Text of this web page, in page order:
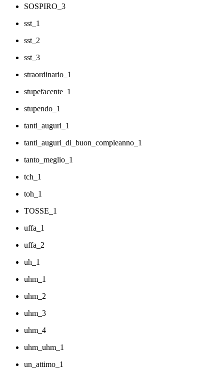
SOSPIRO_3
sst_1
sst_2
sst_3
straordinario_1
stupefacente_1
stupendo_1
tanti_auguri_1
tanti_auguri_di_buon_compleanno_1
tanto_meglio_1
tch_1
toh_1
TOSSE_1
uffa_1
uffa_2
uh_1
uhm_1
uhm_2
uhm_3
uhm_4
uhm_uhm_1
un_attimo_1